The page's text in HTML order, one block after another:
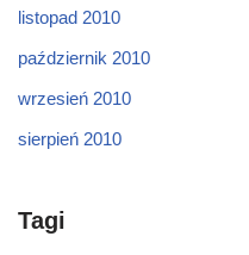
listopad 2010
październik 2010
wrzesień 2010
sierpień 2010
Tagi